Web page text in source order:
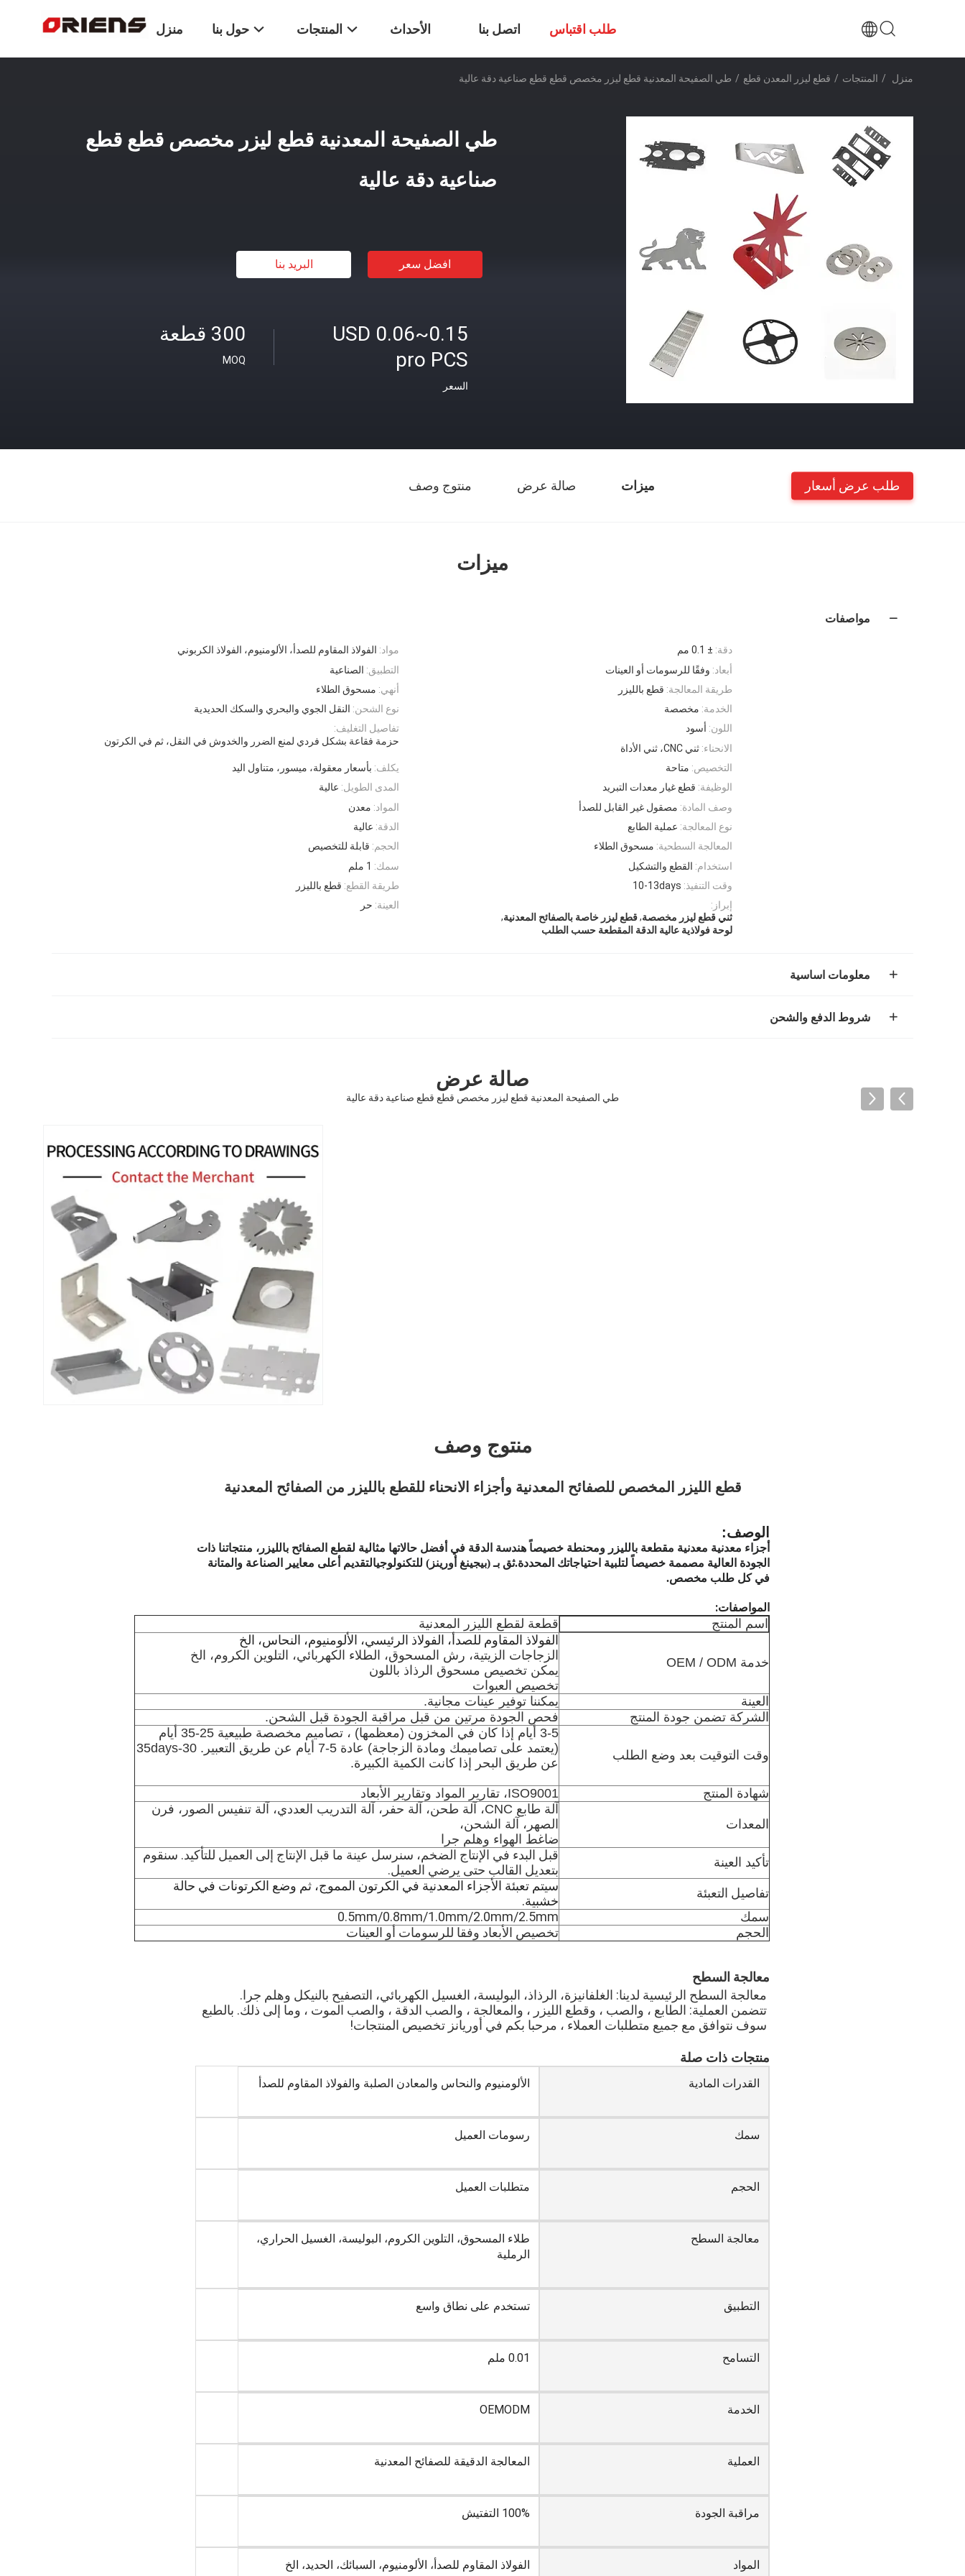
منزل حول بنا المنتجات الأحداث اتصل بنا طلب اقتباس
منزل / المنتجات / قطع ليزر المعدن قطع / طي الصفيحة المعدنية قطع ليزر مخصص قطع قطع صناعية دقة عالية
طي الصفيحة المعدنية قطع ليزر مخصص قطع قطع
صناعية دقة عالية
افضل سعر البريد بنا
300 قطعة
MOQ
USD 0.06~0.15
pro PCS
السعر
ميزات صالة عرض منتوج وصف طلب عرض أسعار
ميزات
مواصفات
مواد: الفولاذ المقاوم للصدأ، الألومنيوم، الفولاذ الكربوني دقة: ± 0.1 مم
التطبيق: الصناعية أبعاد: وفقًا للرسومات أو العينات
أنهي: مسحوق الطلاء طريقة المعالجة: قطع بالليزر
نوع الشحن: النقل الجوي والبحري والسكك الحديدية الخدمة: مخصصة
تفاصيل التغليف:
حزمة فقاعة بشكل فردي لمنع الضرر والخدوش في النقل، ثم في الكرتون
اللون: أسود
الانحناء: ثني CNC، ثني الأداة
يكلف: بأسعار معقولة، ميسور، متناول اليد التخصيص: متاحة
المدى الطويل: عالية الوظيفة: قطع غيار معدات التبريد
المواد: معدن وصف المادة: مصقول غير القابل للصدأ
الدقة: عالية نوع المعالجة: عملية الطابع
الحجم: قابلة للتخصيص المعالجة السطحية: مسحوق الطلاء
سمك: 1 ملم استخدام: القطع والتشكيل
طريقة القطع: قطع بالليزر وقت التنفيذ: 10-13days
العينة: حر
إبراز:
ثني قطع ليزر مخصصة,قطع ليزر خاصة بالصفائح المعدنية,
لوحة فولاذية عالية الدقة المقطعة حسب الطلب
معلومات اساسية
شروط الدفع والشحن
صالة عرض
طي الصفيحة المعدنية قطع ليزر مخصص قطع قطع صناعية دقة عالية
منتوج وصف
قطع الليزر المخصص للصفائح المعدنية وأجزاء الانحناء للقطع بالليزر من الصفائح المعدنية
الوصف:
أجزاء معدنية معدنية مقطعة بالليزر ومحنطة خصيصاً هندسة الدقة في أفضل حالاتها مثالية لقطع الصفائح بالليزر، منتجاتنا ذات
الجودة العالية مصممة خصيصاً لتلبية احتياجاتك المحددة.ثق بـ (بيجينغ أورينز) للتكنولوجيالتقديم أعلى معايير الصناعة والمتانة
في كل طلب مخصص.
المواصفات:
اسم المنتج قطعة لقطع الليزر المعدنية
خدمة OEM / ODM
الفولاذ المقاوم للصدأ، الفولاذ الرئيسي، الألومنيوم، النحاس، الخ
الزجاجات الزيتية، رش المسحوق، الطلاء الكهربائي، التلوين الكروم، الخ
يمكن تخصيص مسحوق الرذاذ باللون
تخصيص العبوات
العينة
يمكننا توفير عينات مجانية.
الشركة تضمن جودة المنتج
فحص الجودة مرتين من قبل مراقبة الجودة قبل الشحن.
وقت التوقيت بعد وضع الطلب
3-5 أيام إذا كان في المخزون (معظمها) ، تصاميم مخصصة طبيعية 25-35 أيام
(يعتمد على تصاميمك ومادة الزجاجة) عادة 5-7 أيام عن طريق التعبير. 30-35days
عن طريق البحر إذا كانت الكمية الكبيرة.
شهادة المنتج ISO9001، تقارير المواد وتقارير الأبعاد
المعدات
آلة طابع CNC، آلة طحن، آلة حفر، آلة التدريب العددي، آلة تنفيس الصور، فرن
الصهر، آلة الشحن،
ضاغط الهواء وهلم جرا
تأكيد العينة
قبل البدء في الإنتاج الضخم، سنرسل عينة ما قبل الإنتاج إلى العميل للتأكيد. سنقوم
بتعديل القالب حتى يرضي العميل.
تفاصيل التعبئة
سيتم تعبئة الأجزاء المعدنية في الكرتون المموج، ثم وضع الكرتونات في حالة
خشبية.
سمك
0.5mm/0.8mm/1.0mm/2.0mm/2.5mm
الحجم
تخصيص الأبعاد وفقا للرسومات أو العينات
معالجة السطح
معالجة السطح الرئيسية لدينا: الغلفانيزة، الرذاذ، البوليسة، الغسيل الكهربائي، التصفيح بالنيكل وهلم جرا.
تتضمن العملية: الطابع ، والصب ، وقطع الليزر ، والمعالجة ، والصب الدقة ، والصب الموت ، وما إلى ذلك. بالطبع
سوف نتوافق مع جميع متطلبات العملاء ، مرحبا بكم في أوريانز تخصيص المنتجات!
منتجات ذات صلة
القدرات المادية الألومنيوم والنحاس والمعادن الصلبة والفولاذ المقاوم للصدأ
سمك رسومات العميل
الحجم متطلبات العميل
معالجة السطح
طلاء المسحوق، التلوين الكروم، البوليسة، الغسيل الحراري،
الرملية
التطبيق تستخدم على نطاق واسع
التسامح 0.01 ملم
الخدمة OEMODM
العملية المعالجة الدقيقة للصفائح المعدنية
مراقبة الجودة 100% التفتيش
المواد الفولاذ المقاوم للصدأ، الألومنيوم، السبائك، الحديد، الخ